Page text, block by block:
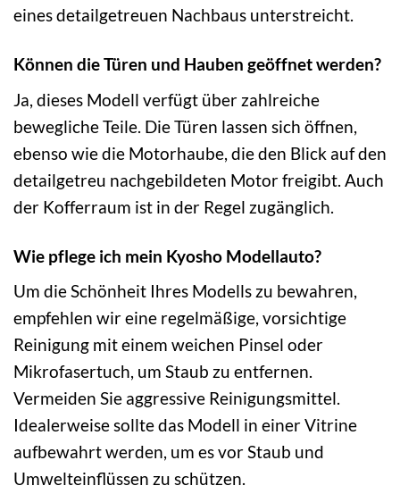
eines detailgetreuen Nachbaus unterstreicht.
Können die Türen und Hauben geöffnet werden?
Ja, dieses Modell verfügt über zahlreiche
bewegliche Teile. Die Türen lassen sich öffnen,
ebenso wie die Motorhaube, die den Blick auf den
detailgetreu nachgebildeten Motor freigibt. Auch
der Kofferraum ist in der Regel zugänglich.
Wie pflege ich mein Kyosho Modellauto?
Um die Schönheit Ihres Modells zu bewahren,
empfehlen wir eine regelmäßige, vorsichtige
Reinigung mit einem weichen Pinsel oder
Mikrofasertuch, um Staub zu entfernen.
Vermeiden Sie aggressive Reinigungsmittel.
Idealerweise sollte das Modell in einer Vitrine
aufbewahrt werden, um es vor Staub und
Umwelteinflüssen zu schützen.